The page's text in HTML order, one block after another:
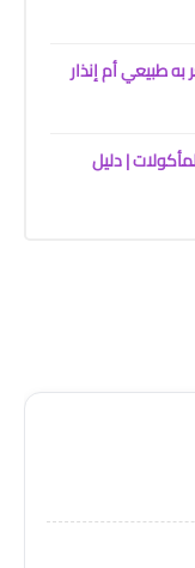
طبيعي أم إنذار
| دليل